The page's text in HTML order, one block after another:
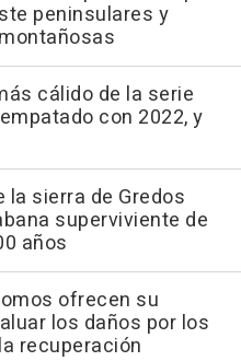
peninsulares y
cálido de la serie
con 2022, y
la sierra de Gredos
superviviente de
años
ofrecen su
los daños por los
recuperación